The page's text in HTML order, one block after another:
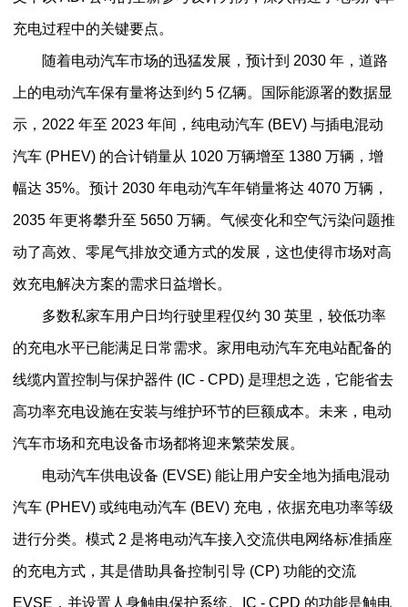
充电过程中的关键要点。
随着电动汽车市场的迅猛发展，预计到 2030 年，道路
上的电动汽车保有量将达到约 5 亿辆。国际能源署的数据显
示，2022 年至 2023 年间，纯电动汽车 (BEV) 与插电混动
汽车 (PHEV) 的合计销量从 1020 万辆增至 1380 万辆，增
幅达 35%。预计 2030 年电动汽车年销量将达 4070 万辆，
2035 年更将攀升至 5650 万辆。气候变化和空气污染问题推
动了高效、零尾气排放交通方式的发展，这也使得市场对高
效充电解决方案的需求日益增长。
多数私家车用户日均行驶里程仅约 30 英里，较低功率
的充电水平已能满足日常需求。家用电动汽车充电站配备的
线缆内置控制与保护器件 (IC - CPD) 是理想之选，它能省去
高功率充电设施在安装与维护环节的巨额成本。未来，电动
汽车市场和充电设备市场都将迎来繁荣发展。
电动汽车供电设备 (EVSE) 能让用户安全地为插电混动
汽车 (PHEV) 或纯电动汽车 (BEV) 充电，依据充电功率等级
进行分类。模式 2 是将电动汽车接入交流供电网络标准插座
的充电方式，其是借助具备控制引导 (CP) 功能的交流
EVSE，并设置人身触电保护系统。IC - CPD 的功能是触电